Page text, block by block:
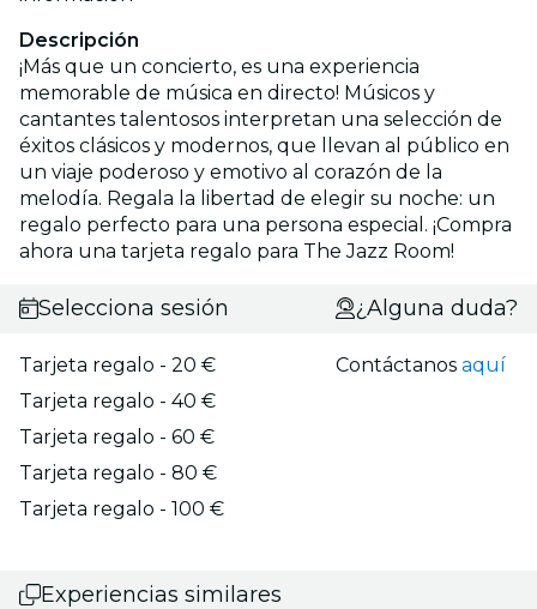
Descripción
¡Más que un concierto, es una experiencia
memorable de música en directo! Músicos y
cantantes talentosos interpretan una selección de
éxitos clásicos y modernos, que llevan al público en
un viaje poderoso y emotivo al corazón de la
melodía. Regala la libertad de elegir su noche: un
regalo perfecto para una persona especial. ¡Compra
ahora una tarjeta regalo para The Jazz Room!
Selecciona sesión
Tarjeta regalo - 20 €
Tarjeta regalo - 40 €
Tarjeta regalo - 60 €
Tarjeta regalo - 80 €
Tarjeta regalo - 100 €
¿Alguna duda?
Contáctanosaquí
Experiencias similares